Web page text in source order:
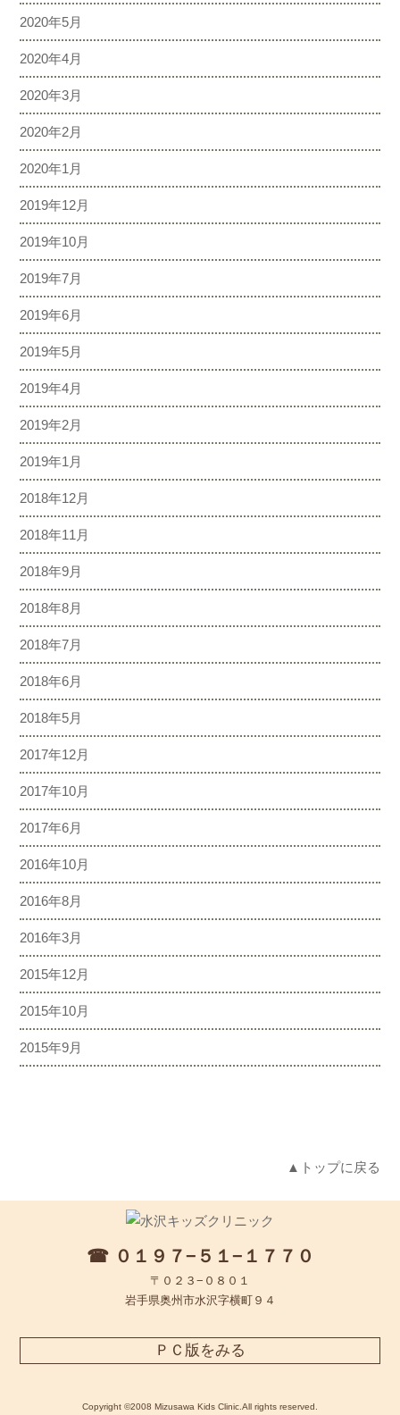
2020年5月
2020年4月
2020年3月
2020年2月
2020年1月
2019年12月
2019年10月
2019年7月
2019年6月
2019年5月
2019年4月
2019年2月
2019年1月
2018年12月
2018年11月
2018年9月
2018年8月
2018年7月
2018年6月
2018年5月
2017年12月
2017年10月
2017年6月
2016年10月
2016年8月
2016年3月
2015年12月
2015年10月
2015年9月
▲トップに戻る
☎ ０１９７−５１−１７７０
〒０２３−０８０１
岩手県奥州市水沢字横町９４
ＰＣ版をみる
Copyright ©2008 Mizusawa Kids Clinic.All rights reserved.